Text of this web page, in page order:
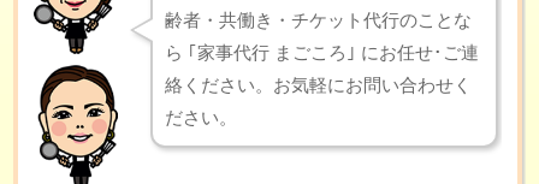
齢者・共働き・チケット代行のことな
ら ｢家事代行 まごころ｣ にお任せ･ご連
絡ください。お気軽にお問い合わせく
ださい。